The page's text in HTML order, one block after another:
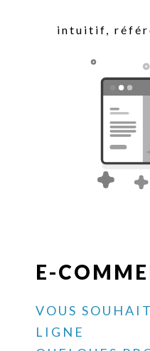
intuitif,
E-
VOUS
LIGNE